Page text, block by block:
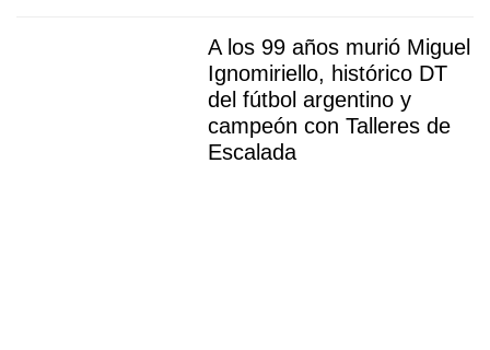
A los 99 años murió Miguel
Ignomiriello, histórico DT
del fútbol argentino y
campeón con Talleres de
Escalada